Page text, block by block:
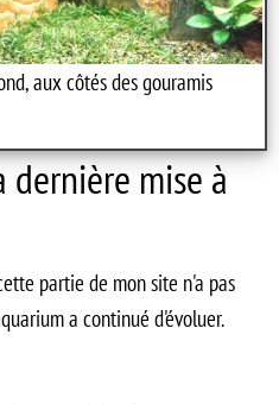
aux côtés des gouramis
dernière mise à
partie de mon site n'a pas
a continué d'évoluer.